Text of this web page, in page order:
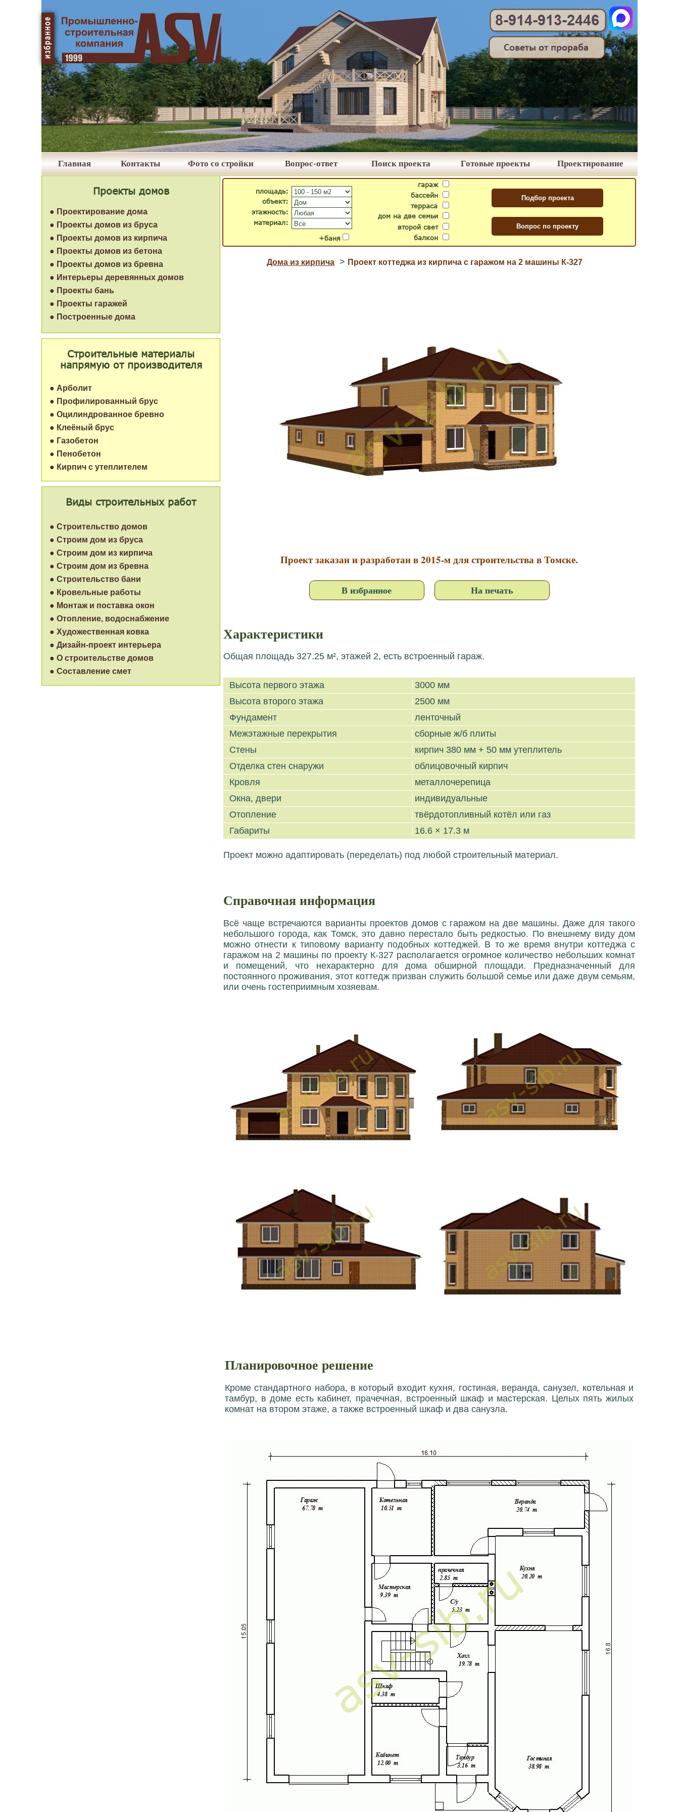
Проектирование
Главная Фото со стройки
Контакты Вопрос-ответ Поиск проекта Готовые проекты
Виды строительных работ
● Строительство домов
● Строим дом из бруса
● Строим дом из кирпича
● Строим дом из бревна
● Строительство бани
● Кровельные работы
● Монтаж и поставка окон
● Отопление, водоснабжение
● Художественная ковка
● Дизайн-проект интерьера
● О строительстве домов
● Составление смет
Проекты домов
● Проектирование дома
● Проекты домов из бруса
● Проекты домов из кирпича
● Проекты домов из бетона
● Проекты домов из бревна
● Интерьеры деревянных домов
● Проекты бань
● Проекты гаражей
● Построенные дома
Строительные материалы
напрямую от производителя
● Арболит
● Профилированный брус
● Оцилиндрованное бревно
● Клеёный брус
● Газобетон
● Пенобетон
● Кирпич с утеплителем
гараж
бассейн
второй свет
дом на две семьи
терраса
балкон
+баня
объект:
материал:
площадь:
этажность:
Дома из кирпича > Проект коттеджа из кирпича с гаражом на 2 машины К-327
Проект заказан и разработан в 2015-м для строительства в Томске.
В избранное На печать
Характеристики
Общая площадь 327.25 м², этажей 2, есть встроенный гараж.
Высота первого этажа
3000 мм
Высота второго этажа
2500 мм
Фундамент
ленточный
Межэтажные перекрытия
сборные ж/б плиты
Стены
кирпич 380 мм + 50 мм утеплитель
Отделка стен снаружи
облицовочный кирпич
Кровля
металлочерепица
Окна, двери
индивидуальные
Отопление
твёрдотопливный котёл или газ
Габариты
16.6 × 17.3 м
Проект можно адаптировать (переделать) под любой строительный материал.
Справочная информация
Всё чаще встречаются варианты проектов домов с гаражом на две машины. Даже для такого
небольшого города, как Томск, это давно перестало быть редкостью. По внешнему виду дом
можно отнести к типовому варианту подобных коттеджей. В то же время внутри коттеджа с
гаражом на 2 машины по проекту К-327 располагается огромное количество небольших комнат
и помещений, что нехарактерно для дома обширной площади. Предназначенный для
постоянного проживания, этот коттедж призван служить большой семье или даже двум семьям,
или очень гостеприимным хозяевам.
Планировочное решение
Кроме стандартного набора, в который входит кухня, гостиная, веранда, санузел, котельная и
тамбур, в доме есть кабинет, прачечная, встроенный шкаф и мастерская. Целых пять жилых
комнат на втором этаже, а также встроенный шкаф и два санузла.